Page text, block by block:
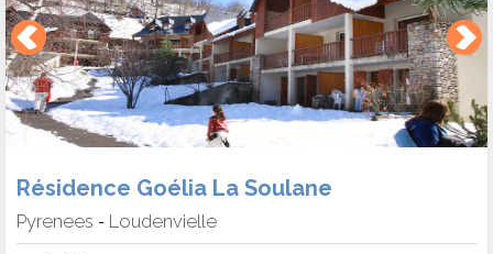
Résidence Goélia La Soulane
Pyrenees - Loudenvielle